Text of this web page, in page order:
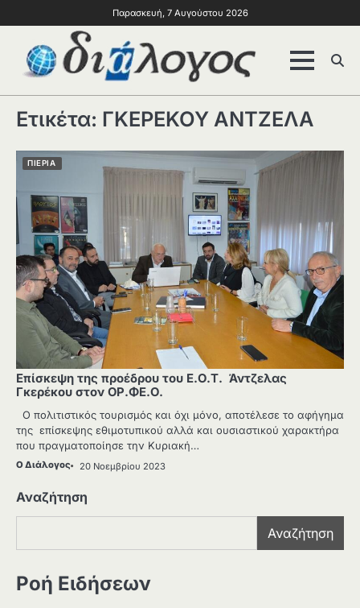
Παρασκευή, 7 Αυγούστου 2026
Ετικέτα: ΓΚΕΡΕΚΟΥ ΑΝΤΖΕΛΑ
ΠΙΕΡΙΑ
Επίσκεψη της προέδρου του Ε.Ο.Τ. Άντζελας
Γκερέκου στον ΟΡ.ΦΕ.Ο.
Ο πολιτιστικός τουρισμός και όχι μόνο, αποτέλεσε το αφήγημα
της επίσκεψης εθιμοτυπικού αλλά και ουσιαστικού χαρακτήρα
που πραγματοποίησε την Κυριακή…
Ο Διάλογος 20 Νοεμβρίου 2023
Αναζήτηση
Αναζήτηση
Ροή Ειδήσεων